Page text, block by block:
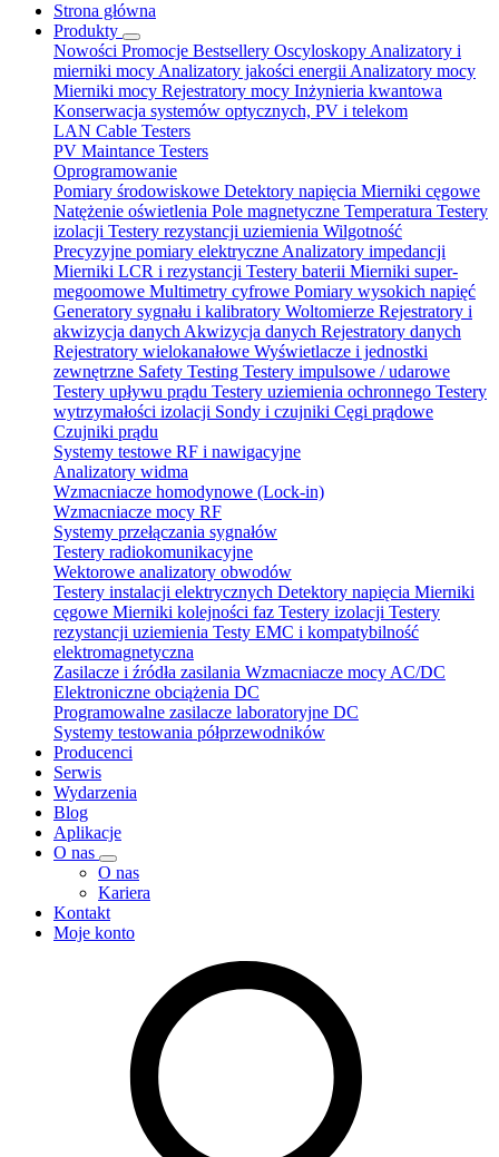
Strona główna
Produkty
Nowości Promocje Bestsellery Oscyloskopy Analizatory i
mierniki mocy Analizatory jakości energii Analizatory mocy
Mierniki mocy Rejestratory mocy Inżynieria kwantowa
Konserwacja systemów optycznych, PV i telekom
LAN Cable Testers
PV Maintance Testers
Oprogramowanie
Pomiary środowiskowe Detektory napięcia Mierniki cęgowe
Natężenie oświetlenia Pole magnetyczne Temperatura Testery
izolacji Testery rezystancji uziemienia Wilgotność
Precyzyjne pomiary elektryczne Analizatory impedancji
Mierniki LCR i rezystancji Testery baterii Mierniki super-
megoomowe Multimetry cyfrowe Pomiary wysokich napięć
Generatory sygnału i kalibratory Woltomierze Rejestratory i
akwizycja danych Akwizycja danych Rejestratory danych
Rejestratory wielokanałowe Wyświetlacze i jednostki
zewnętrzne Safety Testing Testery impulsowe / udarowe
Testery upływu prądu Testery uziemienia ochronnego Testery
wytrzymałości izolacji Sondy i czujniki Cęgi prądowe
Czujniki prądu
Systemy testowe RF i nawigacyjne
Analizatory widma
Wzmacniacze homodynowe (Lock‑in)
Wzmacniacze mocy RF
Systemy przełączania sygnałów
Testery radiokomunikacyjne
Wektorowe analizatory obwodów
Testery instalacji elektrycznych Detektory napięcia Mierniki
cęgowe Mierniki kolejności faz Testery izolacji Testery
rezystancji uziemienia Testy EMC i kompatybilność
elektromagnetyczna
Zasilacze i źródła zasilania Wzmacniacze mocy AC/DC
Elektroniczne obciążenia DC
Programowalne zasilacze laboratoryjne DC
Systemy testowania półprzewodników
Producenci
Serwis
Wydarzenia
Blog
Aplikacje
O nas
O nas
Kariera
Kontakt
Moje konto